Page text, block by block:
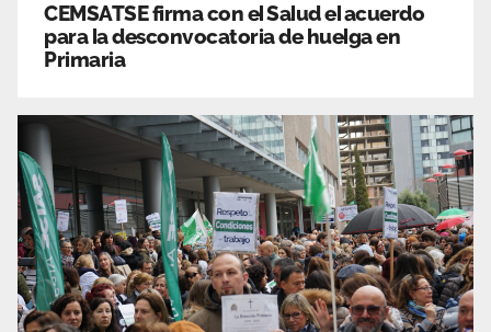
CEMSATSE firma con el Salud el acuerdo
para la desconvocatoria de huelga en
Primaria